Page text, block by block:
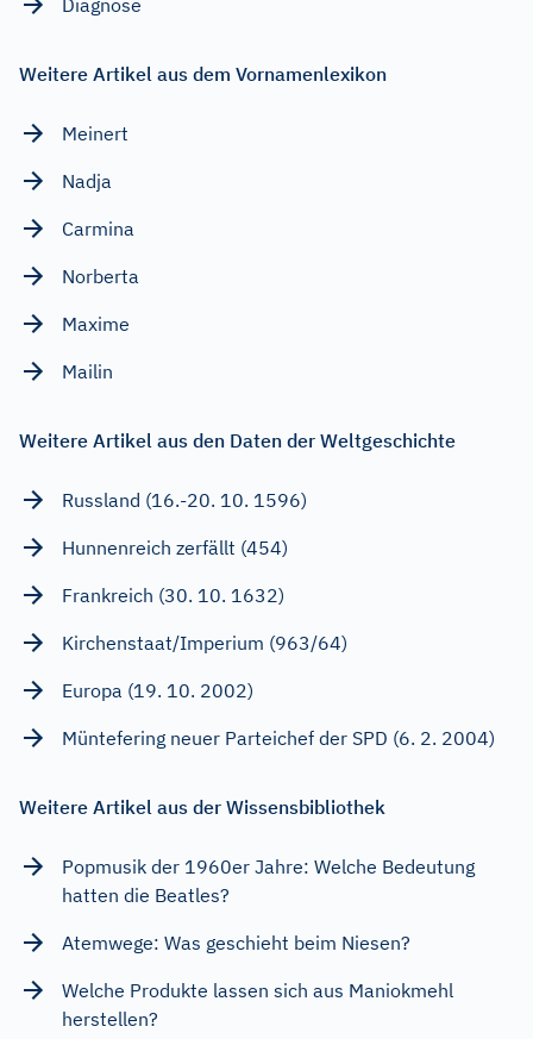
Weitere Artikel aus dem Vornamenlexikon
Meinert
Nadja
Carmina
Norberta
Maxime
Mailin
Weitere Artikel aus den Daten der Weltgeschichte
Russland (16.-20. 10. 1596)
Hunnenreich zerfällt (454)
Frankreich (30. 10. 1632)
Kirchenstaat/Imperium (963/64)
Europa (19. 10. 2002)
Müntefering neuer Parteichef der SPD (6. 2. 2004)
Weitere Artikel aus der Wissensbibliothek
Popmusik der 1960er Jahre: Welche Bedeutung
hatten die Beatles?
Atemwege: Was geschieht beim Niesen?
Welche Produkte lassen sich aus Maniokmehl
herstellen?